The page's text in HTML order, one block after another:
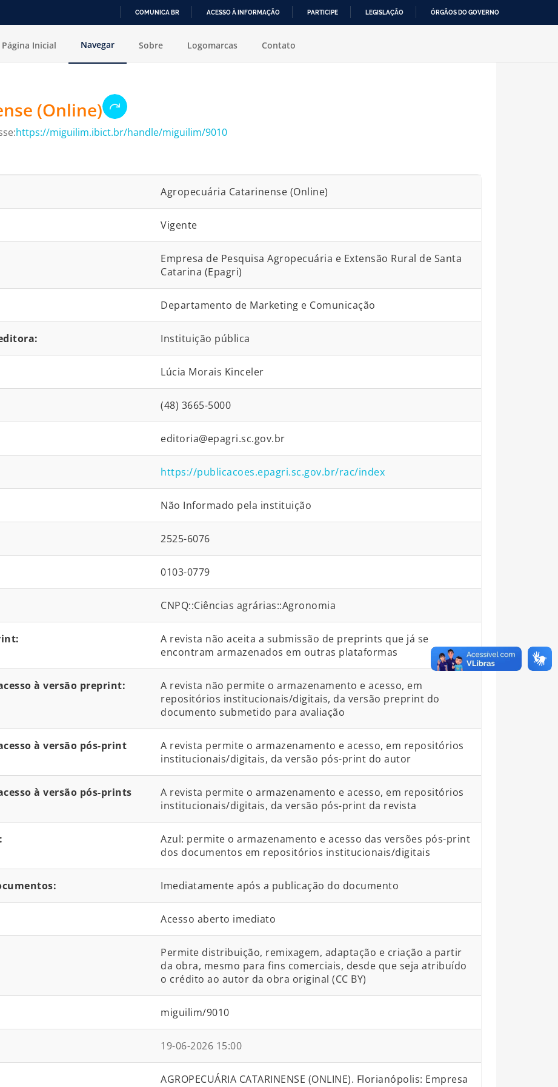
COMUNICA BR ACESSO À INFORMAÇÃO PARTICIPE LEGISLAÇÃO ÓRGÃOS DO GOVERNO
Página Inicial
Navegar Sobre Logomarcas Contato
(Online)
https://miguilim.ibict.br/handle/miguilim/9010
Agropecuária Catarinense (Online)
Vigente
Empresa de Pesquisa Agropecuária e Extensão Rural de Santa
Catarina (Epagri)
Departamento de Marketing e Comunicação
Instituição pública
Lúcia Morais Kinceler
(48) 3665-5000
editoria@epagri.sc.gov.br
https://publicacoes.epagri.sc.gov.br/rac/index
Não Informado pela instituição
2525-6076
0103-0779
CNPQ::Ciências agrárias::Agronomia
A revista não aceita a submissão de preprints que já se
encontram armazenados em outras plataformas
à versão preprint:
A revista não permite o armazenamento e acesso, em
repositórios institucionais/digitais, da versão preprint do
documento submetido para avaliação
à versão pós-print
A revista permite o armazenamento e acesso, em repositórios
institucionais/digitais, da versão pós-print do autor
à versão pós-prints
A revista permite o armazenamento e acesso, em repositórios
institucionais/digitais, da versão pós-print da revista
Azul: permite o armazenamento e acesso das versões pós-print
dos documentos em repositórios institucionais/digitais
Imediatamente após a publicação do documento
Acesso aberto imediato
Permite distribuição, remixagem, adaptação e criação a partir
da obra, mesmo para fins comerciais, desde que seja atribuído
o crédito ao autor da obra original (CC BY)
miguilim/9010
19-06-2026 15:00
AGROPECUÁRIA CATARINENSE (ONLINE). Florianópolis: Empresa